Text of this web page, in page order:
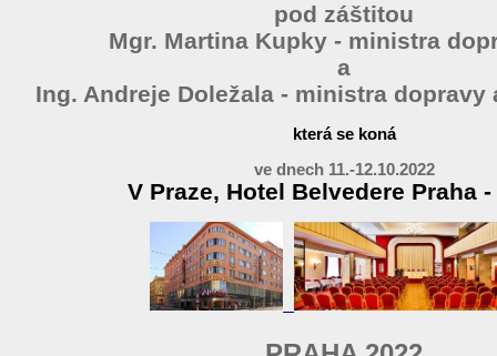
pod záštitou
Mgr. Martina Kupky - ministra
a
Ing. Andreje Doležala - ministra dopravy
která se koná
ve dnech 11.-12.10.2022
V Praze, Hotel Belvedere Praha